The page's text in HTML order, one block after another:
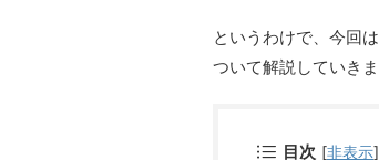
というわけで、今回
ついて解説していきま
目次 [非表示]